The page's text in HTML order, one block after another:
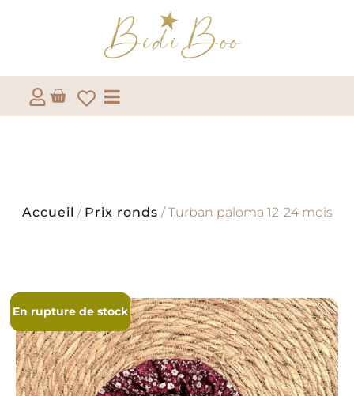
Accueil / Prix ronds / Turban paloma 12-24 mois
En rupture de stock
En rupture de stock